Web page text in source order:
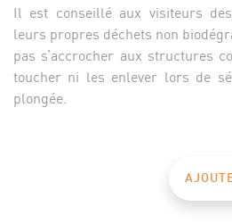
Il est conseillé aux visiteurs
leurs propres déchets non
pas s’accrocher aux structures
toucher ni les enlever lors de
plongée.